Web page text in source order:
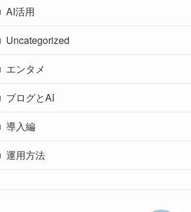
AI活用
Uncategorized
エンタメ
ブログとAI
導入編
運用方法